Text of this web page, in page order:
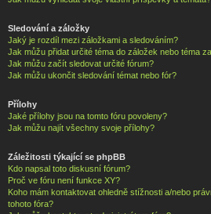
Sledování a záložky
Jaký je rozdíl mezi záložkami a sledováním?
Jak můžu přidat určité téma do záložek nebo téma
Jak můžu začít sledovat určité fórum?
Jak můžu ukončit sledování témat nebo fór?
Přílohy
Jaké přílohy jsou na tomto fóru povoleny?
Jak můžu najít všechny svoje přílohy?
Záležitosti týkající se phpBB
Kdo napsal toto diskusní fórum?
Proč ve fóru není funkce XY?
Koho mám kontaktovat ohledně stížnosti a/nebo
tohoto fóra?